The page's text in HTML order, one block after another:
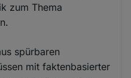
zum Thema
spürbaren
mit faktenbasierter